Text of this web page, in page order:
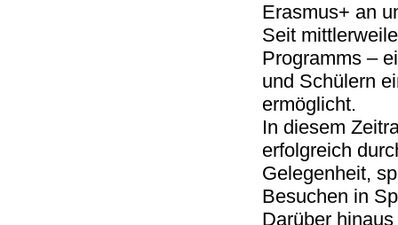
Erasmus+ an
Seit
Programms –
und Schülern
ermöglicht.
In diesem
erfolgreich
Gelegenheit,
Besuchen in
Darüber